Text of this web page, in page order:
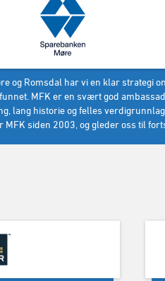
og Romsdal har vi en klar strategi
MFK er en svært god
lang historie og felles
siden 2003, og gleder oss til